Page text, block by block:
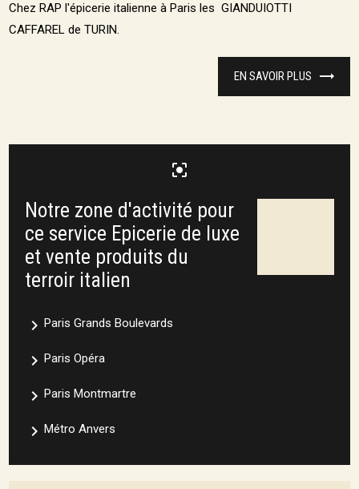
Chez RAP l'épicerie italienne à Paris les GIANDUIOTTI
CAFFAREL de TURIN.
EN SAVOIR PLUS
center_focus_strong
Notre zone d'activité pour
ce service Epicerie de luxe
et vente produits du
terroir italien
navigate_nextParis Grands Boulevards
navigate_nextParis Opéra
navigate_nextParis Montmartre
navigate_nextMétro Anvers